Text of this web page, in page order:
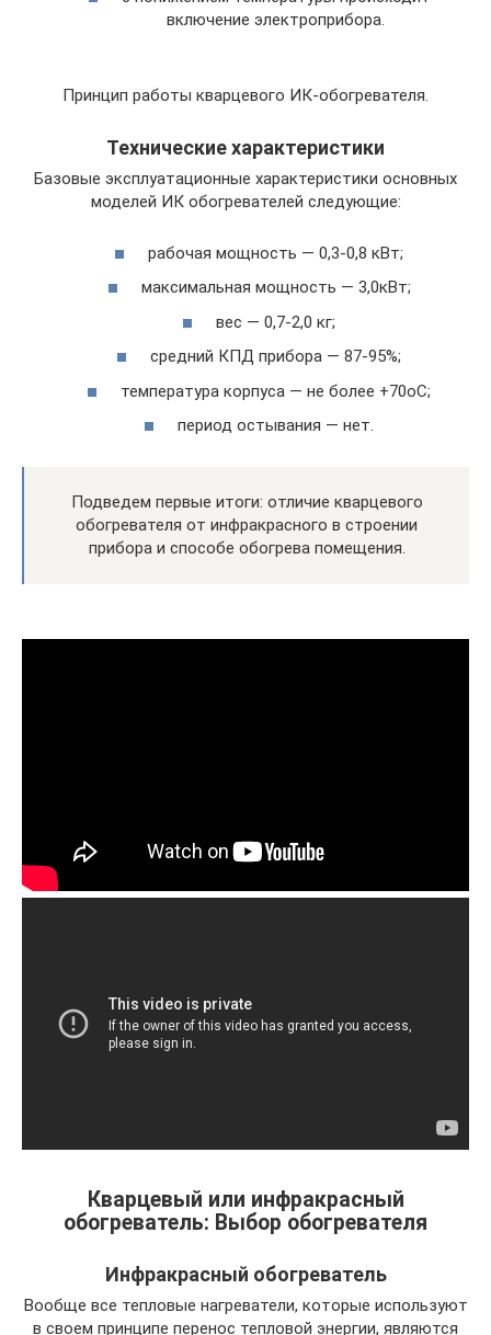
включение электроприбора.
Принцип работы кварцевого ИК-обогревателя.
Технические характеристики
Базовые эксплуатационные характеристики основных
моделей ИК обогревателей следующие:
рабочая мощность — 0,3-0,8 кВт;
максимальная мощность — 3,0кВт;
вес — 0,7-2,0 кг;
средний КПД прибора — 87-95%;
температура корпуса — не более +70oС;
период остывания — нет.
Подведем первые итоги: отличие кварцевого
обогревателя от инфракрасного в строении
прибора и способе обогрева помещения.
Кварцевый или инфракрасный
обогреватель: Выбор обогревателя
Инфракрасный обогреватель
Вообще все тепловые нагреватели, которые используют
в своем принципе перенос тепловой энергии, являются